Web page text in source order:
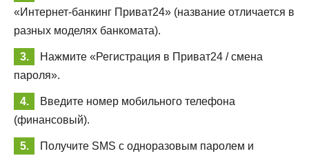
«Интернет-банкинг Приват24» (название отличается в
разных моделях банкомата).
Нажмите «Регистрация в Приват24 / смена
пароля».
Введите номер мобильного телефона
(финансовый).
Получите SMS с одноразовым паролем и